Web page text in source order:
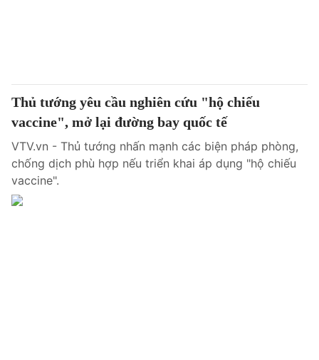
Thủ tướng yêu cầu nghiên cứu "hộ chiếu
vaccine", mở lại đường bay quốc tế
VTV.vn - Thủ tướng nhấn mạnh các biện pháp phòng,
chống dịch phù hợp nếu triển khai áp dụng "hộ chiếu
vaccine".